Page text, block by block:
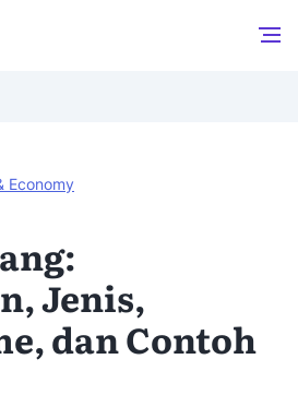
Economy
Jenis,
dan Contoh